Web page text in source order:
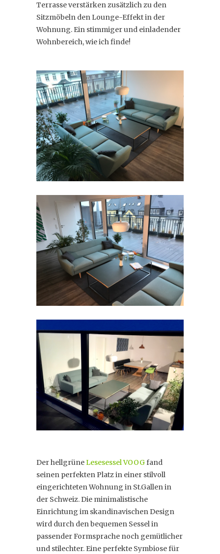
Terrasse verstärken zusätzlich zu den
Sitzmöbeln den Lounge-Effekt in der
Wohnung. Ein stimmiger und einladender
Wohnbereich, wie ich finde!
Der hellgrüneLesesessel VOOGfand
seinen perfekten Platz in einer stilvoll
eingerichteten Wohnung in St.Gallen in
der Schweiz. Die minimalistische
Einrichtung im skandinavischen Design
wird durch den bequemen Sessel in
passender Formsprache noch gemütlicher
und stilechter. Eine perfekte Symbiose für